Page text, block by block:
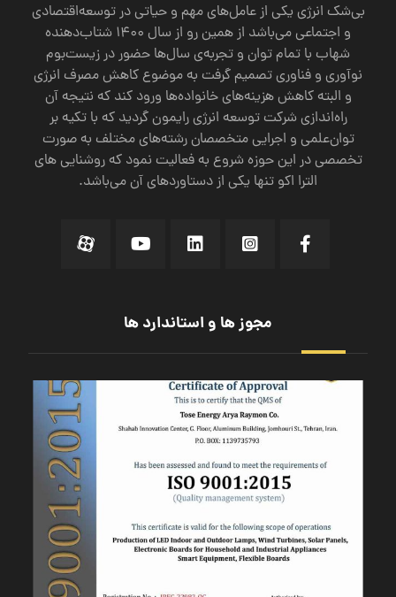
بی‌شک انرژی یکی از عامل‌های مهم و حیاتی در توسعه‌اقتصادی
و اجتماعی می‌باشد از همین رو از سال 1400 شتاب‌دهنده
شهاب با تمام توان و تجربه‌ی سال‌ها حضور در زیست‌بوم
نوآوری و فناوری تصمیم گرفت به موضوع کاهش مصرف انرژی
‌و البته کاهش هزینه‌های خانواده‌ها ورود کند که نتیجه آن
راه‌اندازی شرکت توسعه انرژی رایمون گردید که با تکیه‌ بر
توان‌علمی و اجرایی متخصصان رشته‌های مختلف به صورت
تخصصی در این حوزه شروع به فعالیت نمود که روشنایی های
الترا اکو تنها یکی از دستاورد‌های آن می‌باشد.
مجوز ها و استاندارد ها